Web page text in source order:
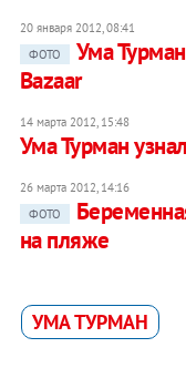
20 января 2012, 08:41
ФОТО
Ума
Bazaar
14 марта 2012, 15:48
Ума Турман
26 марта 2012, 14:16
ФОТО
на пляже
УМА ТУРМАН